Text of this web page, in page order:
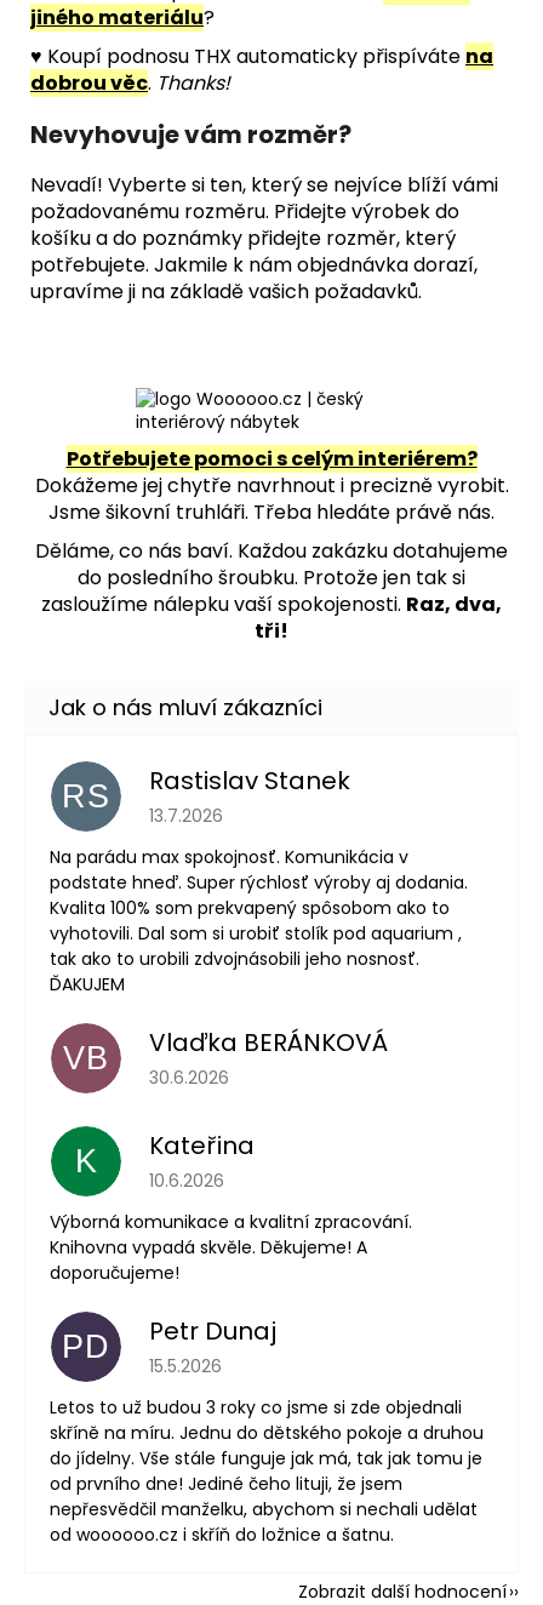
jiného materiálu?
♥ Koupí podnosu THX automaticky přispíváte na
dobrou věc. Thanks!
Nevyhovuje vám rozměr?
Nevadí! Vyberte si ten, který se nejvíce blíží vámi
požadovanému rozměru. Přidejte výrobek do
košíku a do poznámky přidejte rozměr, který
potřebujete. Jakmile k nám objednávka dorazí,
upravíme ji na základě vašich požadavků.
Potřebujete pomoci s celým interiérem?
Dokážeme jej chytře navrhnout i precizně vyrobit.
Jsme šikovní truhláři. Třeba hledáte právě nás.
Děláme, co nás baví. Každou zakázku dotahujeme
do posledního šroubku. Protože jen tak si
zasloužíme nálepku vaší spokojenosti. Raz, dva,
tři!
RS Rastislav Stanek
Hodnocení obchodu je 5 z 5 hvězdiček.
13.7.2026
Na parádu max spokojnosť. Komunikácia v
podstate hneď. Super rýchlosť výroby aj dodania.
Kvalita 100% som prekvapený spôsobom ako to
vyhotovili. Dal som si urobiť stolík pod aquarium ,
tak ako to urobili zdvojnásobili jeho nosnosť.
ĎAKUJEM
VB Vlaďka BERÁNKOVÁ
Hodnocení obchodu je 5 z 5 hvězdiček.
30.6.2026
K Kateřina
Hodnocení obchodu je 5 z 5 hvězdiček.
10.6.2026
Výborná komunikace a kvalitní zpracování.
Knihovna vypadá skvěle. Děkujeme! A
doporučujeme!
PD Petr Dunaj
Hodnocení obchodu je 5 z 5 hvězdiček.
15.5.2026
Letos to už budou 3 roky co jsme si zde objednali
skříně na míru. Jednu do dětského pokoje a druhou
do jídelny. Vše stále funguje jak má, tak jak tomu je
od prvního dne! Jediné čeho lituji, že jsem
nepřesvědčil manželku, abychom si nechali udělat
od woooooo.cz i skříň do ložnice a šatnu.
Zobrazit další hodnocení